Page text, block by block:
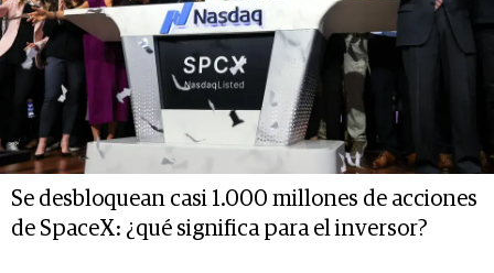
Se desbloquean casi 1.000 millones de acciones
de SpaceX: ¿qué significa para el inversor?